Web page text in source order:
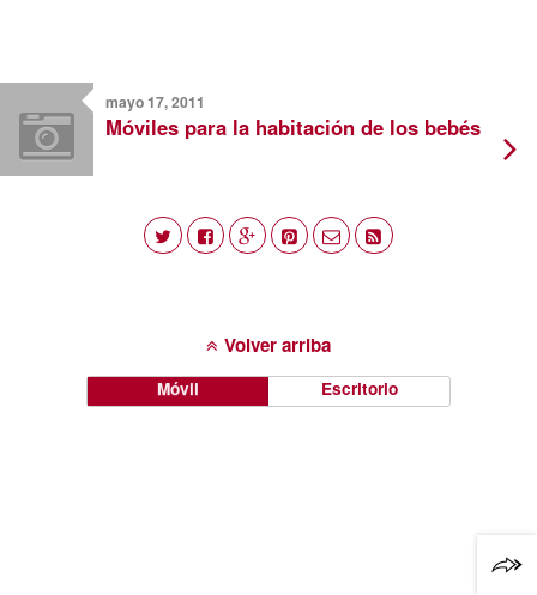
mayo 17, 2011
Móviles para la habitación de los bebés
Volver arriba
Móvil Escritorio